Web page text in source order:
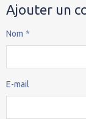
Ajouter un
Nom
E-mail